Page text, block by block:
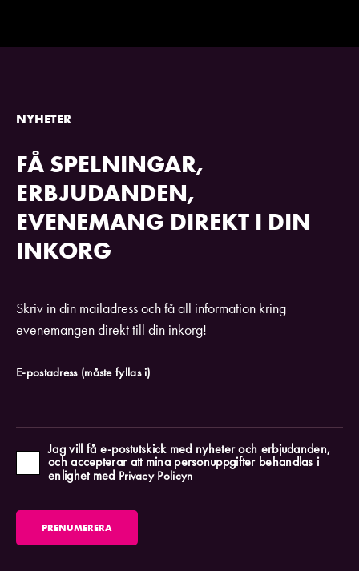
NYHETER
FÅ SPELNINGAR,
ERBJUDANDEN,
EVENEMANG DIREKT I DIN
INKORG
Skriv in din mailadress och få all information kring
evenemangen direkt till din inkorg!
E-postadress (måste fyllas i)
Jag vill få e-postutskick med nyheter och erbjudanden,
och accepterar att mina personuppgifter behandlas i
enlighet med Privacy Policyn
PRENUMERERA